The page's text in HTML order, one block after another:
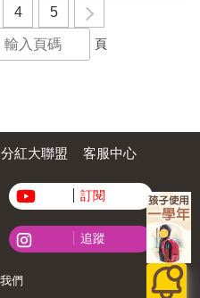
、兩性作家／薇薇、諮商心理師
蒂）、諮商心理師＆愛心理創辦
Wu、「激勵之父」暨世界級
偉恩．戴爾、暢銷書《愛．醫
人／吳姵瑩Chloe Wu「無論你
是希望更理解彼此的語言與情
提供清楚而實用的指引，讓你學
愛。」——婚姻與伴侶關係顧問
書中希望我們學會用語言創造親
到『我們』的起點。每對夫妻都
點在於溝通，要學會吵完之後，
麼和好。」——兩性作家／薇薇
4 5
頁
分紅大聯盟 客服中心
訂閱
追蹤
們